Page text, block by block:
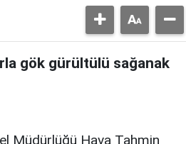
gök gürültülü sağanak
Müdürlüğü Hava Tahmin